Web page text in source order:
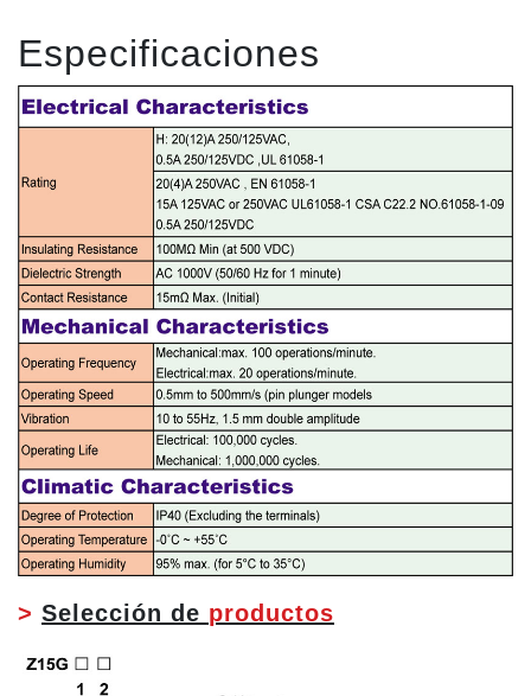
Especificaciones
> Selección de productos